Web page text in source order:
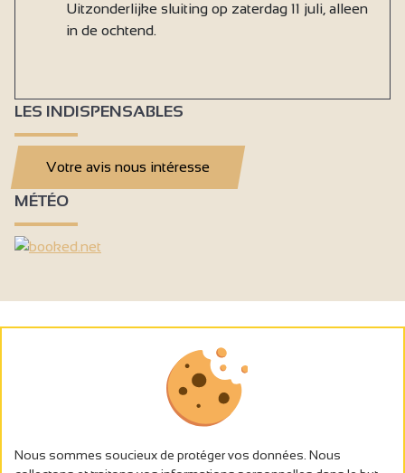
Uitzonderlijke sluiting op zaterdag 11 juli, alleen
in de ochtend.
LES INDISPENSABLES
Votre avis nous intéresse
MÉTÉO
Nous sommes soucieux de protéger vos données. Nous